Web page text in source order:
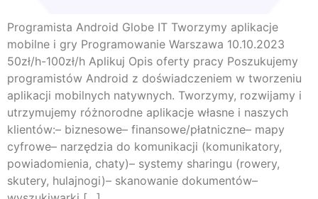
Programista Android Globe IT Tworzymy aplikacje
mobilne i gry Programowanie Warszawa 10.10.2023
50zł/h-100zł/h Aplikuj Opis oferty pracy Poszukujemy
programistów Android z doświadczeniem w tworzeniu
aplikacji mobilnych natywnych. Tworzymy, rozwijamy i
utrzymujemy różnorodne aplikacje własne i naszych
klientów:– biznesowe– finansowe/płatniczne– mapy
cyfrowe– narzędzia do komunikacji (komunikatory,
powiadomienia, chaty)– systemy sharingu (rowery,
skutery, hulajnogi)– skanowanie dokumentów–